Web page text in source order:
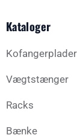
Kataloger
Kofangerplader
Vægtstænger
Racks
Bænke